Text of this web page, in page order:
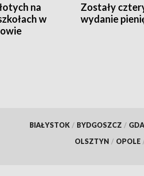
na
w
Zostały
wydanie
BIAŁYSTOK / BYDGOSZCZ /
OLSZTYN / OPOLE